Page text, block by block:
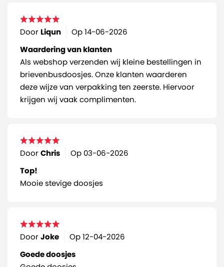
Door Liqun Op14-06-2026
Waardering van klanten
Als webshop verzenden wij kleine bestellingen in
brievenbusdoosjes. Onze klanten waarderen
deze wijze van verpakking ten zeerste. Hiervoor
krijgen wij vaak complimenten.
DoorChris Op 03-06-2026
Top!
Mooie stevige doosjes
DoorJoke Op12-04-2026
Goede doosjes